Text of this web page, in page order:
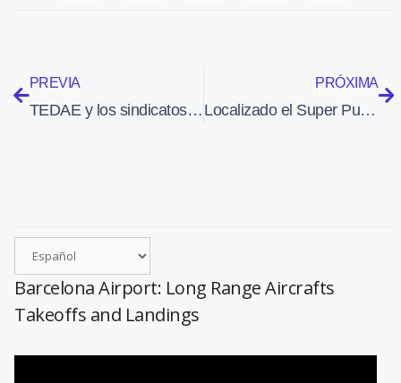
PREVIA
TEDAE y los sindicatos divulgan un catálogo de propuestas para impulsar la industria de defensa
PRÓXIMA
Localizado el Super Puma hundido en el Atlántico hace una semana
Barcelona Airport: Long Range Aircrafts
Takeoffs and Landings